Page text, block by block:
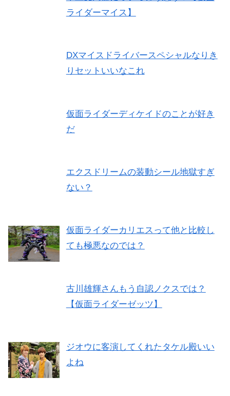
ライダーマイス】
DXマイスドライバースペシャルなりき
りセットいいなこれ
仮面ライダーディケイドのことが好き
だ
エクスドリームの装動シール地獄すぎ
ない？
仮面ライダーカリエスって他と比較し
ても極悪なのでは？
古川雄輝さんもう自認ノクスでは？
【仮面ライダーゼッツ】
ジオウに客演してくれたタケル殿いい
よね